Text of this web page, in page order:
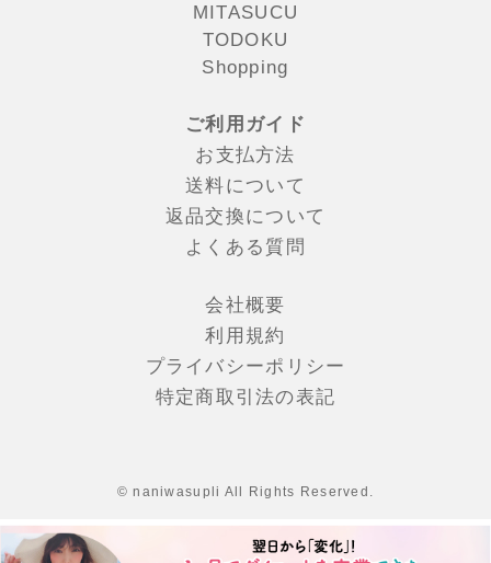
MITASUCU
TODOKU
Shopping
ご利用ガイド
お支払方法
送料について
返品交換について
よくある質問
会社概要
利⽤規約
プライバシーポリシー
特定商取引法の表記
© naniwasupli All Rights Reserved.